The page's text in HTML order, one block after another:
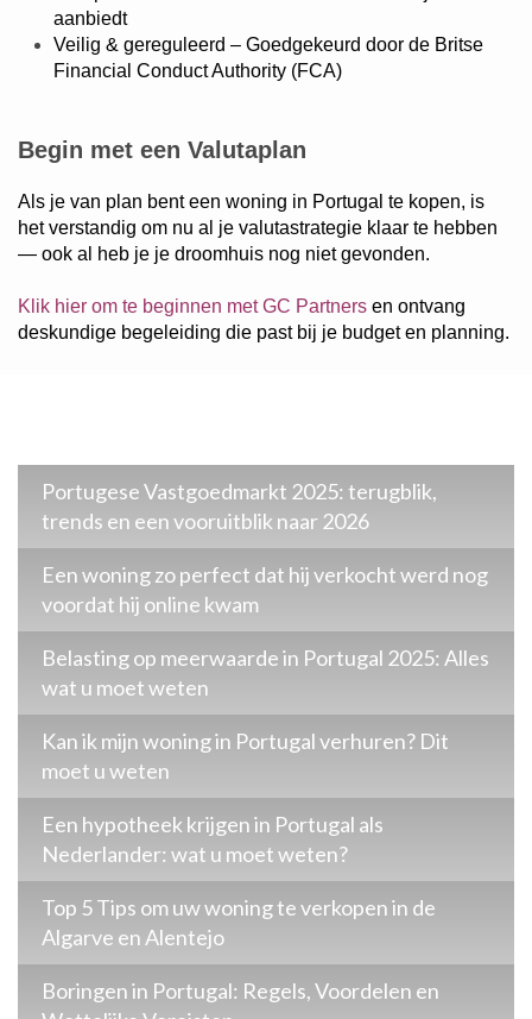
aanbiedt
Veilig & gereguleerd – Goedgekeurd door de Britse
Financial Conduct Authority (FCA)
Begin met een Valutaplan
Als je van plan bent een woning in Portugal te kopen, is
het verstandig om nu al je valutastrategie klaar te hebben
— ook al heb je je droomhuis nog niet gevonden.
Klik hier om te beginnen met GC Partners en ontvang
deskundige begeleiding die past bij je budget en planning.
Portugese Vastgoedmarkt 2025: terugblik,
trends en een vooruitblik naar 2026
Een woning zo perfect dat hij verkocht werd nog
voordat hij online kwam
Belasting op meerwaarde in Portugal 2025: Alles
wat u moet weten
Kan ik mijn woning in Portugal verhuren? Dit
moet u weten
Een hypotheek krijgen in Portugal als
Nederlander: wat u moet weten?
Top 5 Tips om uw woning te verkopen in de
Algarve en Alentejo
Boringen in Portugal: Regels, Voordelen en